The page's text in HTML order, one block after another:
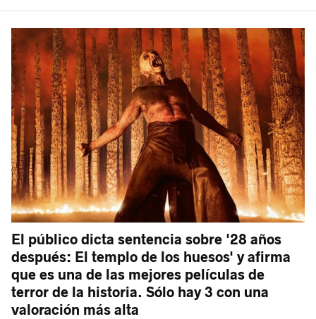
El público dicta sentencia sobre '28 años
después: El templo de los huesos' y afirma
que es una de las mejores películas de
terror de la historia. Sólo hay 3 con una
valoración más alta